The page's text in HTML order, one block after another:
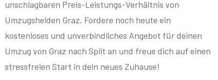
unschlagbaren Preis-Leistungs-Verhältnis von
Umzugshelden Graz. Fordere noch heute ein
kostenloses und unverbindliches Angebot für deinen
Umzug von Graz nach Split an und freue dich auf einen
stressfreien Start in dein neues Zuhause!